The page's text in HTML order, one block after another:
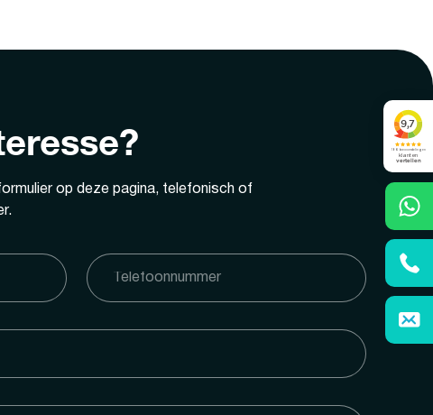
op deze pagina, telefonisch of